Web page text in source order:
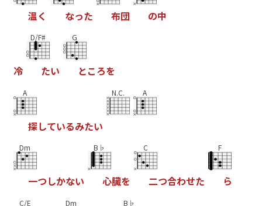
温く なった 布団 の中
冷
D/F#
たい
G
ところを
A
探しているみたい
N.C. A
Dm
一つしかない
B♭
心臓を
C
二つ合わせた
F
ら
C/E Dm B♭